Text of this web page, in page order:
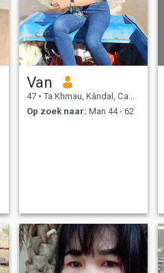
Van
47 • Ta Khmau, Kândal, Cambodja
Op zoek naar: Man 44 - 62